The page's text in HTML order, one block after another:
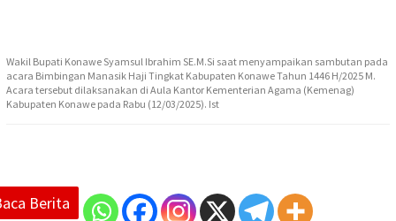
Wakil Bupati Konawe Syamsul Ibrahim SE.M.Si saat menyampaikan sambutan pada
acara Bimbingan Manasik Haji Tingkat Kabupaten Konawe Tahun 1446 H/2025 M.
Acara tersebut dilaksanakan di Aula Kantor Kementerian Agama (Kemenag)
Kabupaten Konawe pada Rabu (12/03/2025). Ist
Berita